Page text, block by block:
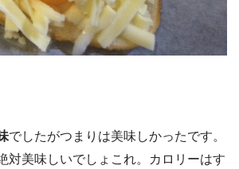
でしたがつまりは美味しかったです。
対美味しいでしょこれ。カロリーはす